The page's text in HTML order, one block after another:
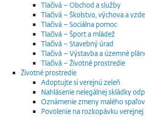
Tlačivá – Obchod a služby
Tlačivá – Školstvo, výchova a
Tlačivá – Sociálna pomoc
Tlačivá – Šport a mládež
Tlačivá – Stavebný úrad
Tlačivá – Výstavba a územné
Tlačivá – Životné prostredie
Životné prostredie
Adoptujte si verejnú zeleň
Nahlásenie nelegálnej skládky
Oznámenie zmeny malého
Povolenie na rozkopávku verejnej